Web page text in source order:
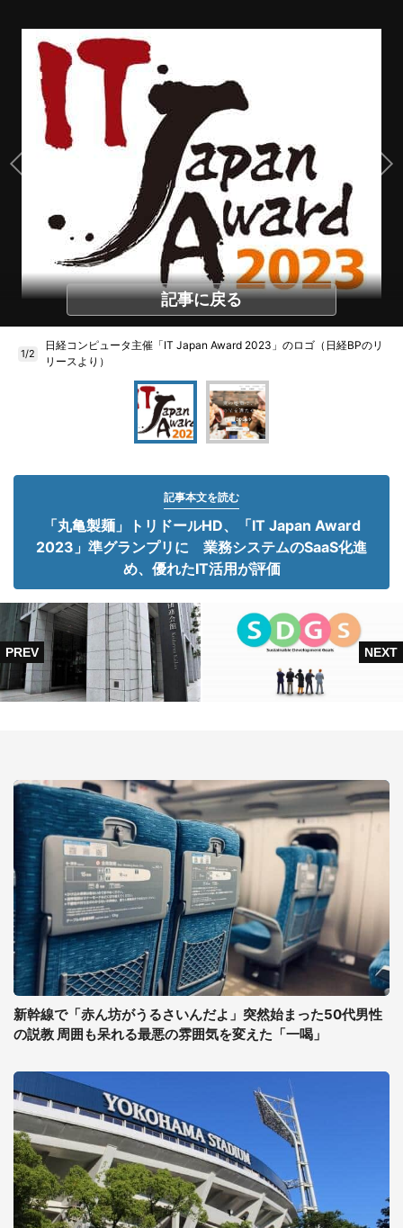
記事に戻る
1/2
日経コンピュータ主催「IT Japan Award 2023」のロゴ（日経BPのリ
リースより）
記事本文を読む
「丸亀製麺」トリドールHD、「IT Japan Award
2023」準グランプリに 業務システムのSaaS化進
め、優れたIT活用が評価
新幹線で「赤ん坊がうるさいんだよ」突然始まった50代男性
の説教 周囲も呆れる最悪の雰囲気を変えた「一喝」